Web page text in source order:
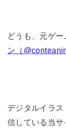
どうも、元ゲ
ン （
デジタルイラ
信している当